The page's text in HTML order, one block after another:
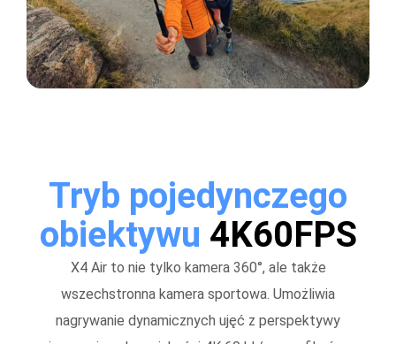
Tryb pojedynczego
obiektywu 4K60FPS
X4 Air to nie tylko kamera 360°, ale także
wszechstronna kamera sportowa. Umożliwia
nagrywanie dynamicznych ujęć z perspektywy